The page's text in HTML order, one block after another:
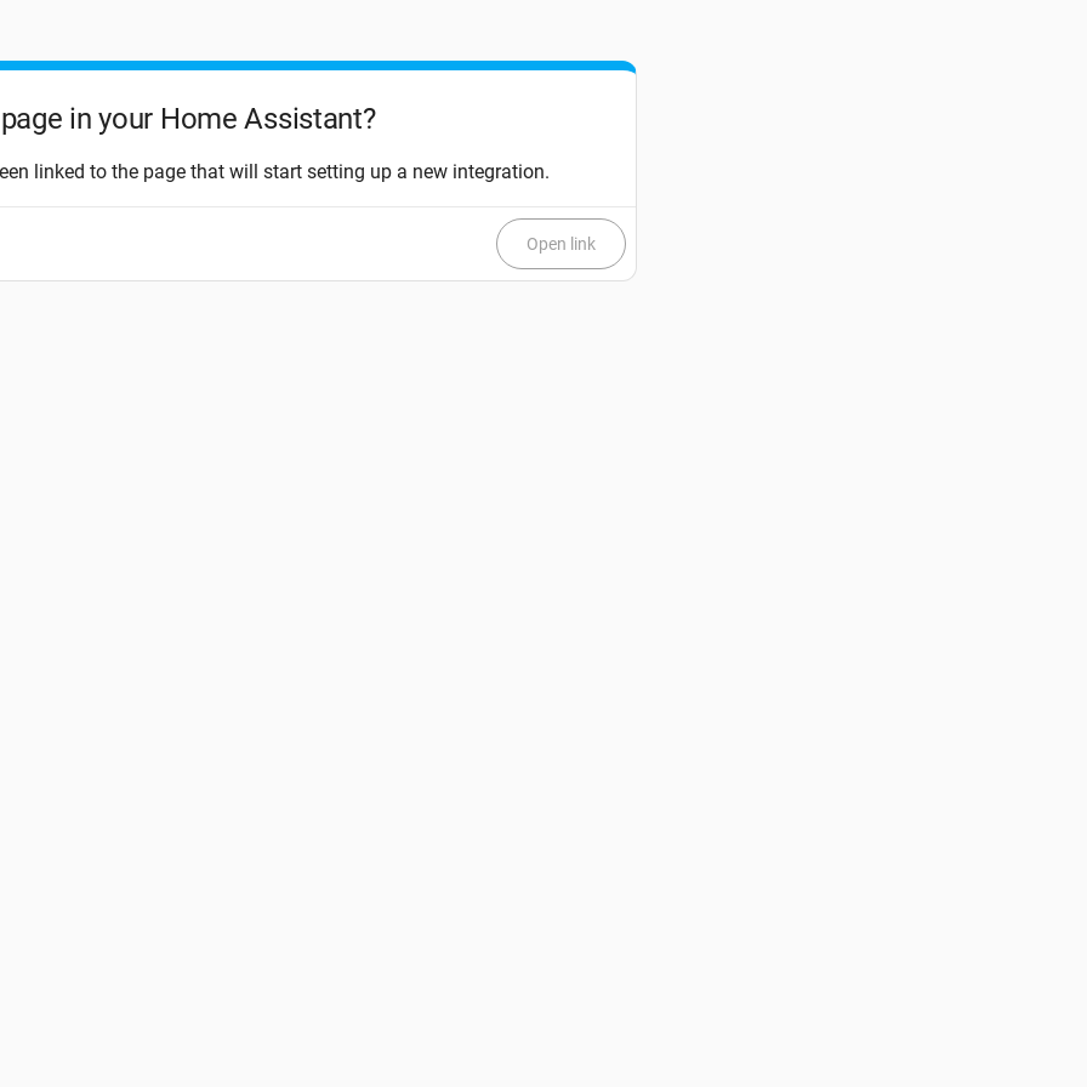
in your Home Assistant?
linked to the page that will start setting up a new integration.
Open link